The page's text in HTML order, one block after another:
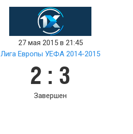
27 мая 2015 в 21:45
Лига Европы УЕФА 2014-2015
2 : 3
Завершен